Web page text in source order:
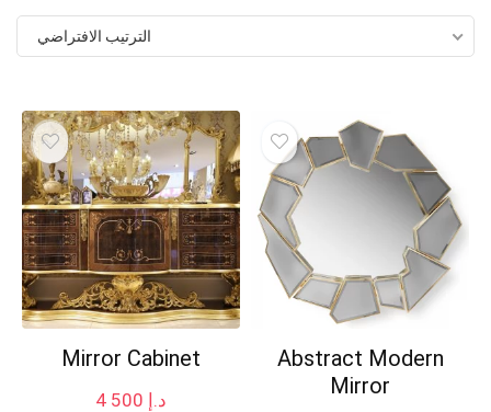
الترتيب الافتراضي
Abstract Modern
Mirror
Mirror Cabinet
د.إ